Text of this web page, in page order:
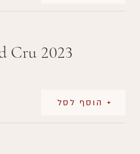
Cru 2023
+ הוסף לסל